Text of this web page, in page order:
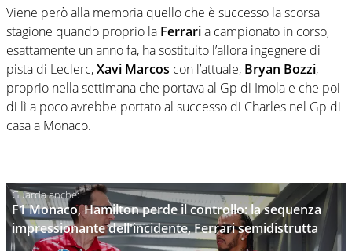
Viene però alla memoria quello che è successo la scorsa
stagione quando proprio la Ferraria campionato in corso,
esattamente un anno fa, ha sostituito l’allora ingegnere di
pista di Leclerc,Xavi Marcos con l’attuale, Bryan Bozzi,
proprio nella settimana che portava al Gp di Imola e che poi
di lì a poco avrebbe portato al successo di Charles nel Gp di
casa a Monaco.
F1 Monaco, Hamilton perde il controllo: la sequenza
impressionante dell'incidente, Ferrari semidistrutta